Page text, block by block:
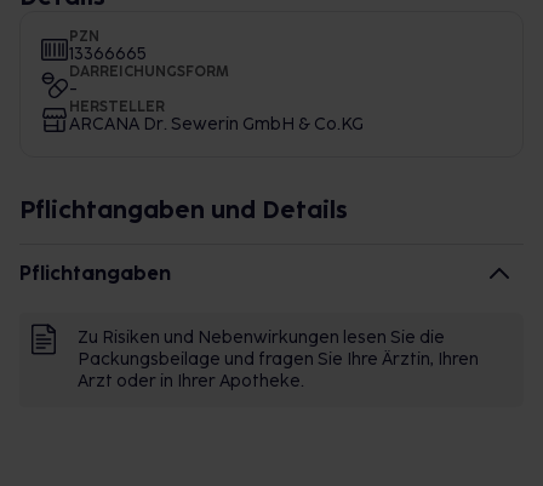
PZN
13366665
DARREICHUNGSFORM
-
HERSTELLER
ARCANA Dr. Sewerin GmbH & Co.KG
Pflichtangaben und Details
Pflichtangaben
Zu Risiken und Nebenwirkungen lesen Sie die
Packungsbeilage und fragen Sie Ihre Ärztin, Ihren
Arzt oder in Ihrer Apotheke.